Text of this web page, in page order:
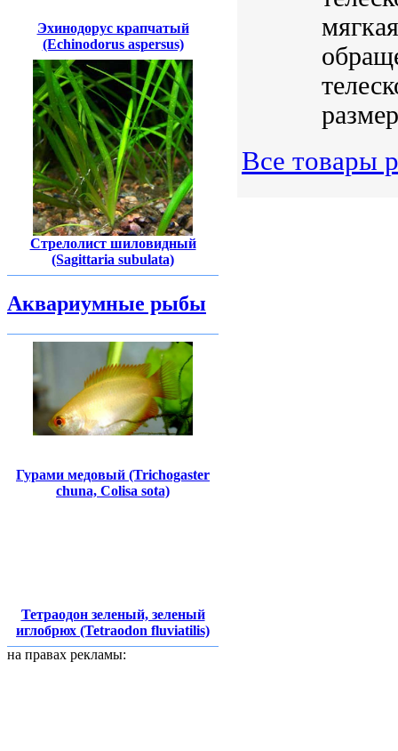
Эхинодорус крапчатый
(Echinodorus aspersus)
Стрелолист шиловидный
(Sagittaria subulata)
Аквариумные рыбы
Гурами медовый (Trichogaster
chuna, Colisa sota)
Тетраодон зеленый, зеленый
иглобрюх (Tetraodon fluviatilis)
на правах рекламы:
Все товары